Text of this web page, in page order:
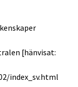
[hänvisat:
index_sv.html